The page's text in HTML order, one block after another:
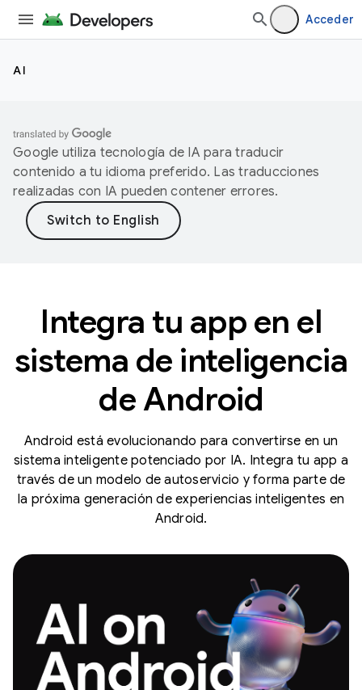
Acceder
AI
Google utiliza tecnología de IA para traducir
contenido a tu idioma preferido. Las traducciones
realizadas con IA pueden contener errores.
Integra tu app en el
sistema de inteligencia
de Android
Android está evolucionando para convertirse en un
sistema inteligente potenciado por IA. Integra tu app a
través de un modelo de autoservicio y forma parte de
la próxima generación de experiencias inteligentes en
Android.